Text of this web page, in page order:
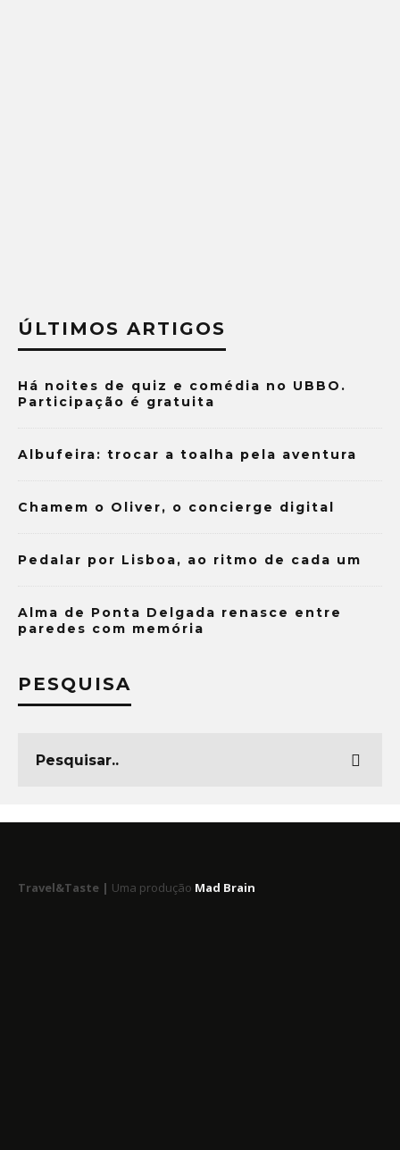
ÚLTIMOS ARTIGOS
Há noites de quiz e comédia no UBBO.
Participação é gratuita
Albufeira: trocar a toalha pela aventura
Chamem o Oliver, o concierge digital
Pedalar por Lisboa, ao ritmo de cada um
Alma de Ponta Delgada renasce entre
paredes com memória
PESQUISA
Travel&Taste | Uma produção Mad Brain